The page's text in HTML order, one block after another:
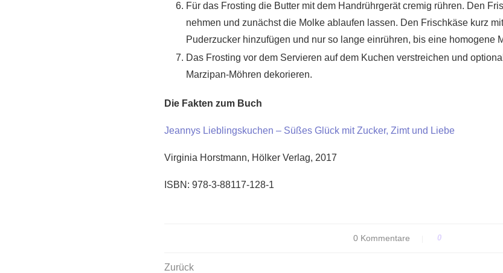
Für das Frosting die Butter mit dem Handrührgerät cremig rühren. Den
nehmen und zunächst die Molke ablaufen lassen. Den Frischkäse kurz
Puderzucker hinzufügen und nur so lange einrühren, bis eine homogene
Das Frosting vor dem Servieren auf dem Kuchen verstreichen und
Marzipan-Möhren dekorieren.
Die Fakten zum Buch
Jeannys Lieblingskuchen – Süßes Glück mit Zucker, Zimt und Liebe
Virginia Horstmann, Hölker Verlag, 2017
ISBN: 978-3-88117-128-1
0 Kommentare 0
Zurück